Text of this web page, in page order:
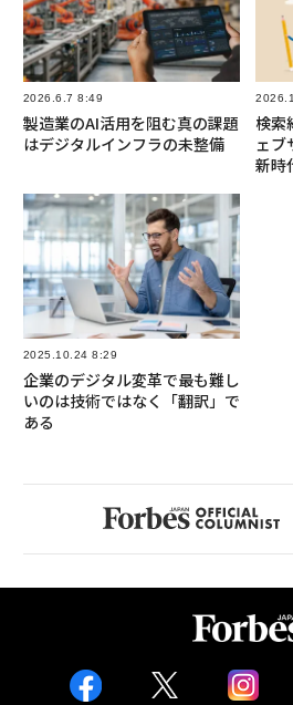
2026.6.7 8:49
製造業のAI活用を阻む真の課題
はデジタルインフラの未整備
検索
ェブ
新時
2025.10.24 8:29
企業のデジタル変革で最も難し
いのは技術ではなく「翻訳」で
ある